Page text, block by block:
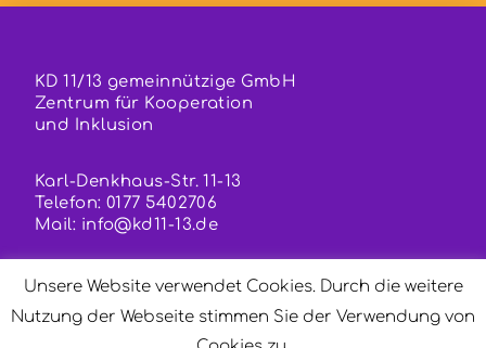
KD 11/13 gemeinnützige GmbH
Zentrum für Kooperation
und Inklusion
Karl-Denkhaus-Str. 11-13
Telefon: 0177 5402706
Mail: info@kd11-13.de
Die Kontaktdaten unseres Teams finden Sie hier.
Unsere Website verwendet Cookies. Durch die weitere
Nutzung der Webseite stimmen Sie der Verwendung von